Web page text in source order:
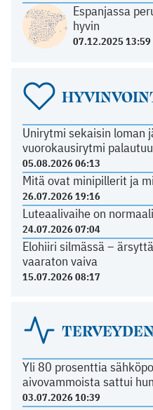
Espanjassa
hyvin
07.12.2025 13:59
Unirytmi sekaisin loman
vuorokausirytmi palautuu
05.08.2026 06:13
Mitä ovat minipillerit ja
26.07.2026 19:16
Luteaalivaihe on
24.07.2026 07:04
Elohiiri silmässä –
vaaraton vaiva
15.07.2026 08:17
Yli 80 prosenttia
aivovammoista sattui
03.07.2026 10:39